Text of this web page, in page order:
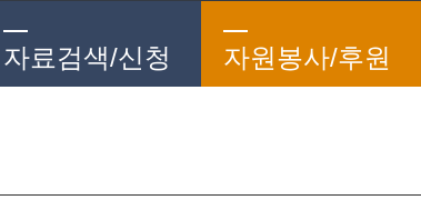
자료검색/신청 자원봉사/후원